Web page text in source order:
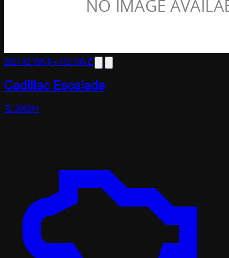
2021 42 795 $≈ 112 166 ₾
Cadillac Escalade
TL-206241